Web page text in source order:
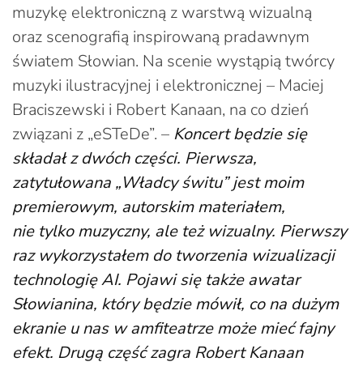
muzykę elektroniczną z warstwą wizualną
oraz scenografią inspirowaną pradawnym
światem Słowian. Na scenie wystąpią twórcy
muzyki ilustracyjnej i elektronicznej – Maciej
Braciszewski i Robert Kanaan, na co dzień
związani z „eSTeDe”. – Koncert będzie się
składał z dwóch części. Pierwsza,
zatytułowana „Władcy świtu” jest moim
premierowym, autorskim materiałem,
nie tylko muzyczny, ale też wizualny. Pierwszy
raz wykorzystałem do tworzenia wizualizacji
technologię AI. Pojawi się także awatar
Słowianina, który będzie mówił, co na dużym
ekranie u nas w amfiteatrze może mieć fajny
efekt. Drugą część zagra Robert Kanaan